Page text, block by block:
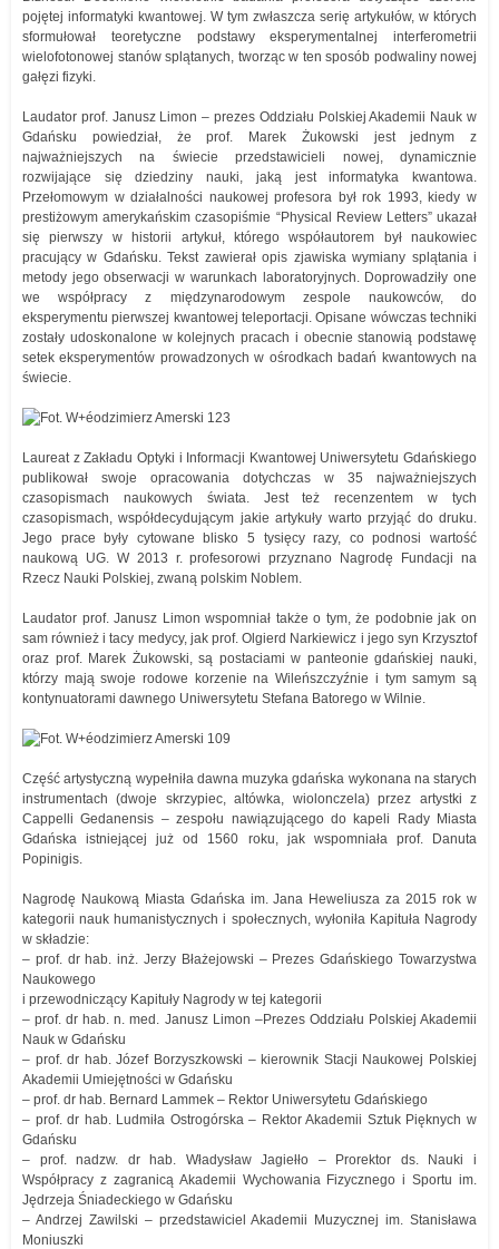
pojętej informatyki kwantowej. W tym zwłaszcza serię artykułów, w których
sformułował teoretyczne podstawy eksperymentalnej interferometrii
wielofotonowej stanów splątanych, tworząc w ten sposób podwaliny nowej
gałęzi fizyki.
Laudator prof. Janusz Limon – prezes Oddziału Polskiej Akademii Nauk w
Gdańsku powiedział, że prof. Marek Żukowski jest jednym z
najważniejszych na świecie przedstawicieli nowej, dynamicznie
rozwijające się dziedziny nauki, jaką jest informatyka kwantowa.
Przełomowym w działalności naukowej profesora był rok 1993, kiedy w
prestiżowym amerykańskim czasopiśmie “Physical Review Letters” ukazał
się pierwszy w historii artykuł, którego współautorem był naukowiec
pracujący w Gdańsku. Tekst zawierał opis zjawiska wymiany splątania i
metody jego obserwacji w warunkach laboratoryjnych. Doprowadziły one
we współpracy z międzynarodowym zespole naukowców, do
eksperymentu pierwszej kwantowej teleportacji. Opisane wówczas techniki
zostały udoskonalone w kolejnych pracach i obecnie stanowią podstawę
setek eksperymentów prowadzonych w ośrodkach badań kwantowych na
świecie.
Laureat z Zakładu Optyki i Informacji Kwantowej Uniwersytetu Gdańskiego
publikował swoje opracowania dotychczas w 35 najważniejszych
czasopismach naukowych świata. Jest też recenzentem w tych
czasopismach, współdecydującym jakie artykuły warto przyjąć do druku.
Jego prace były cytowane blisko 5 tysięcy razy, co podnosi wartość
naukową UG. W 2013 r. profesorowi przyznano Nagrodę Fundacji na
Rzecz Nauki Polskiej, zwaną polskim Noblem.
Laudator prof. Janusz Limon wspomniał także o tym, że podobnie jak on
sam również i tacy medycy, jak prof. Olgierd Narkiewicz i jego syn Krzysztof
oraz prof. Marek Żukowski, są postaciami w panteonie gdańskiej nauki,
którzy mają swoje rodowe korzenie na Wileńszczyźnie i tym samym są
kontynuatorami dawnego Uniwersytetu Stefana Batorego w Wilnie.
Część artystyczną wypełniła dawna muzyka gdańska wykonana na starych
instrumentach (dwoje skrzypiec, altówka, wiolonczela) przez artystki z
Cappelli Gedanensis – zespołu nawiązującego do kapeli Rady Miasta
Gdańska istniejącej już od 1560 roku, jak wspomniała prof. Danuta
Popinigis.
Nagrodę Naukową Miasta Gdańska im. Jana Heweliusza za 2015 rok w
kategorii nauk humanistycznych i społecznych, wyłoniła Kapituła Nagrody
w składzie:
– prof. dr hab. inż. Jerzy Błażejowski – Prezes Gdańskiego Towarzystwa
Naukowego
i przewodniczący Kapituły Nagrody w tej kategorii
– prof. dr hab. n. med. Janusz Limon –Prezes Oddziału Polskiej Akademii
Nauk w Gdańsku
– prof. dr hab. Józef Borzyszkowski – kierownik Stacji Naukowej Polskiej
Akademii Umiejętności w Gdańsku
– prof. dr hab. Bernard Lammek – Rektor Uniwersytetu Gdańskiego
– prof. dr hab. Ludmiła Ostrogórska – Rektor Akademii Sztuk Pięknych w
Gdańsku
– prof. nadzw. dr hab. Władysław Jagiełło – Prorektor ds. Nauki i
Współpracy z zagranicą Akademii Wychowania Fizycznego i Sportu im.
Jędrzeja Śniadeckiego w Gdańsku
– Andrzej Zawilski – przedstawiciel Akademii Muzycznej im. Stanisława
Moniuszki